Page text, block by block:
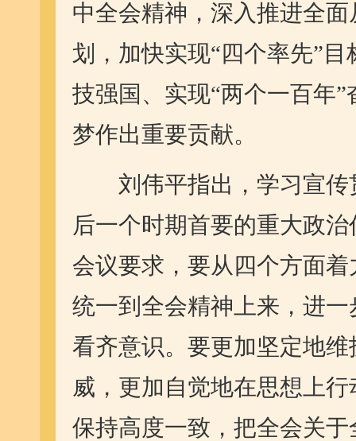
中全会精神，深入推进全
划，加快实现“四个率先”
技强国、实现“两个一百年
梦作出重要贡献。
刘伟平指出，学习宣传
后一个时期首要的重大政
会议要求，要从四个方面
统一到全会精神上来，进
看齐意识。要更加坚定地
威，更加自觉地在思想上
保持高度一致，把全会关